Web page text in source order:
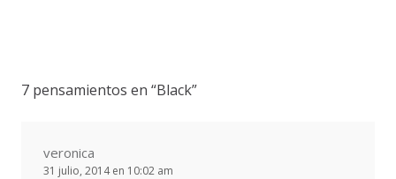
7 pensamientos en “Black”
veronica
31 julio, 2014 en 10:02 am